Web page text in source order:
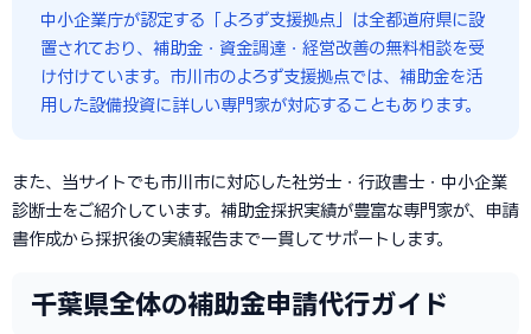
中小企業庁が認定する「よろず支援拠点」は全都道府県に設
置されており、補助金・資金調達・経営改善の無料相談を受
け付けています。市川市のよろず支援拠点では、補助金を活
用した設備投資に詳しい専門家が対応することもあります。
また、当サイトでも市川市に対応した社労士・行政書士・中小企業
診断士をご紹介しています。補助金採択実績が豊富な専門家が、申請
書作成から採択後の実績報告まで一貫してサポートします。
千葉県全体の補助金申請代行ガイド